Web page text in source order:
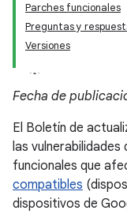
Parches funcionales
Preguntas y
Versiones
Fecha de
El Boletín de
las vulnerabilidades
funcionales que
compatibles
dispositivos de